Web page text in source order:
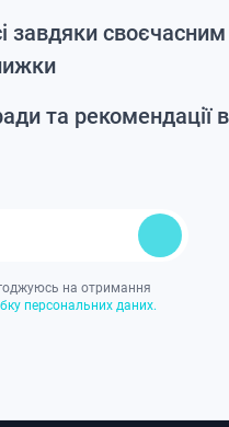
завдяки своєчасним
та рекомендації
на отримання
персональних даних.